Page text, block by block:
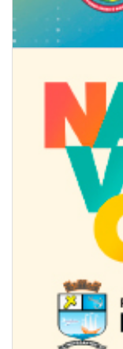
4º Festival Náutico de
BALNEÁRIO